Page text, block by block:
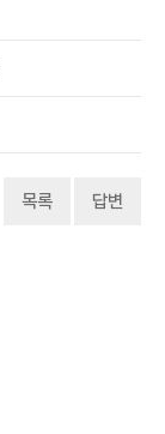
목록 답변